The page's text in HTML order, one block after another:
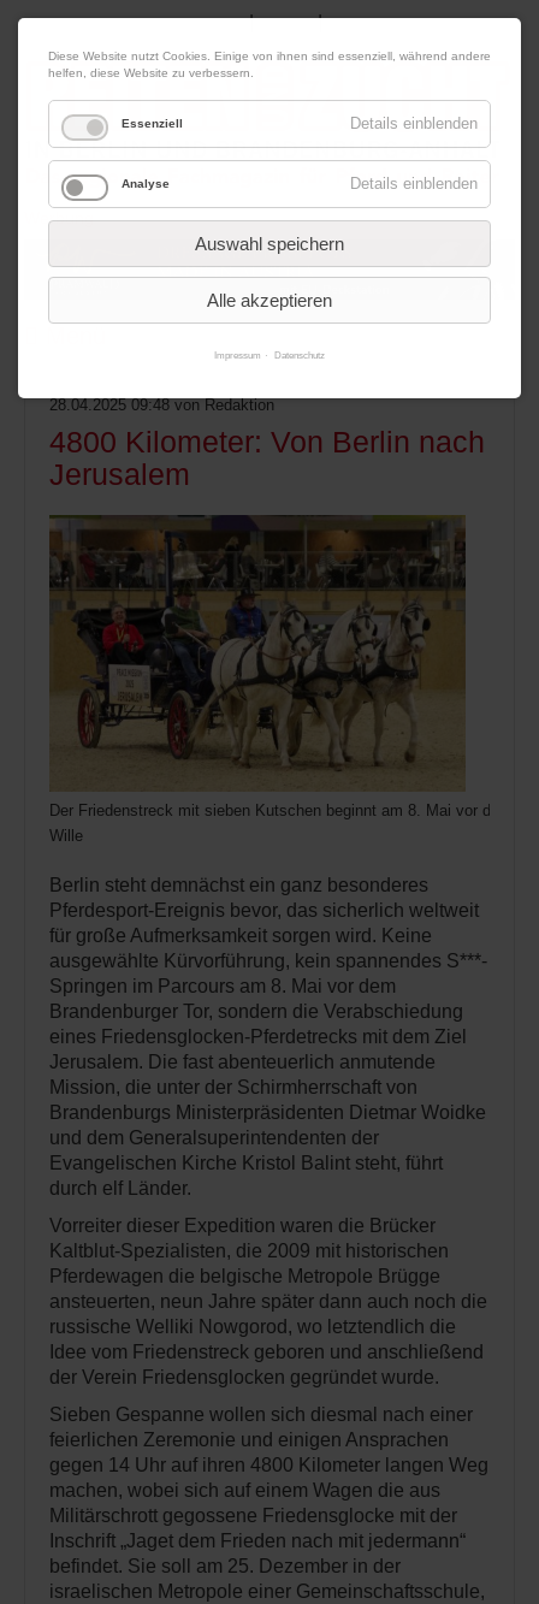
07. August 2026 Impressum|Kontakt|Datenschutz
Werbung
28.04.2025 09:48 von Redaktion
4800 Kilometer: Von Berlin nach
Jerusalem
Der Friedenstreck mit sieben Kutschen beginnt am 8. Mai vor dem
Wille
Berlin steht demnächst ein ganz besonderes
Pferdesport-Ereignis bevor, das sicherlich weltweit
für große Aufmerksamkeit sorgen wird. Keine
ausgewählte Kürvorführung, kein spannendes S***-
Springen im Parcours am 8. Mai vor dem
Brandenburger Tor, sondern die Verabschiedung
eines Friedensglocken-Pferdetrecks mit dem Ziel
Jerusalem. Die fast abenteuerlich anmutende
Mission, die unter der Schirmherrschaft von
Brandenburgs Ministerpräsidenten Dietmar Woidke
und dem Generalsuperintendenten der
Evangelischen Kirche Kristol Balint steht, führt
durch elf Länder.
Vorreiter dieser Expedition waren die Brücker
Kaltblut-Spezialisten, die 2009 mit historischen
Pferdewagen die belgische Metropole Brügge
ansteuerten, neun Jahre später dann auch noch die
russische Welliki Nowgorod, wo letztendlich die
Idee vom Friedenstreck geboren und anschließend
der Verein Friedensglocken gegründet wurde.
Sieben Gespanne wollen sich diesmal nach einer
feierlichen Zeremonie und einigen Ansprachen
gegen 14 Uhr auf ihren 4800 Kilometer langen Weg
machen, wobei sich auf einem Wagen die aus
Militärschrott gegossene Friedensglocke mit der
Inschrift „Jaget dem Frieden nach mit jedermann“
befindet. Sie soll am 25. Dezember in der
israelischen Metropole einer Gemeinschaftsschule,
Diese Website nutzt Cookies. Einige von ihnen sind essenziell, während andere
helfen, diese Website zu verbessern.
Essenziell Details einblenden
Analyse Details einblenden
Auswahl speichern
Alle akzeptieren
Impressum Datenschutz